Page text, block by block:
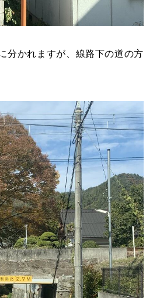
分かれますが、線路下の道の方